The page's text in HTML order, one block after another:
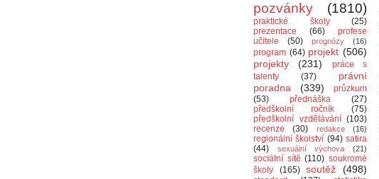
pozvánky
(1810)
praktické školy
(25)
prezentace
(66)
profese
učitele
(50) prognózy (16)
program (64) projekt (506)
projekty
(231)
práce s
talenty
(37)
právní
poradna
(339)
průzkum
(53)
přednáška
(27)
předškolní ročník
(75)
předškolní vzdělávání (103)
recenze
(30) redakce (16)
regionální školství (94) satira
(44)
sexuální výchova (21)
sociální sítě (110) soukromé
školy
(165) soutěž (498)